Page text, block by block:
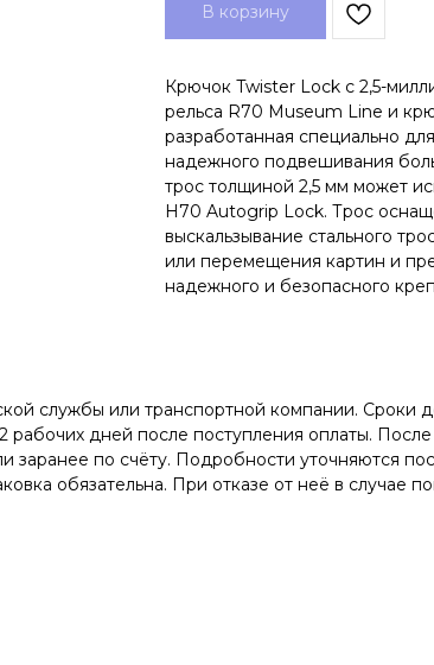
В корзину
Крючок Twister Lock с 2,5-
рельса R70 Museum Line и
разработанная специально
надежного подвешивания
трос толщиной 2,5 мм может
H70 Autogrip Lock. Трос
выскальзывание стального
или перемещения картин и
надежного и безопасного
службы или транспортной компании. Сроки
дней после поступления оплаты.
по счёту. Подробности уточняются
обязательна. При отказе от неё в случае